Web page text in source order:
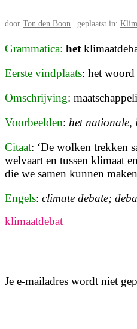
door Ton den Boon geplaatst in:
Grammatica: het
Eerste vindplaats: het woord
Omschrijving:
Voorbeelden: het nationale,
Citaat: ‘De wolken trekken
welvaart en tussen klimaat
die we samen kunnen
Engels: climate debate;
klimaatdebat
Je e-mailadres wordt niet